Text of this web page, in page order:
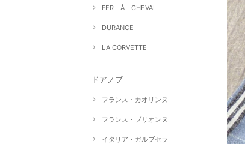
FER À CHEVAL
DURANCE
LA CORVETTE
ドアノブ
フランス・カオリンヌ
フランス・ブリオンヌ
イタリア・ガルブセラ